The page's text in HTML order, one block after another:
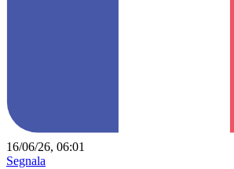
16/06/26, 06:01
Segnala